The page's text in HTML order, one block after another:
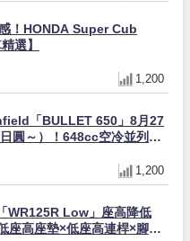
！HONDA Super Cub
選】
1,200
「BULLET 650」8月27
圓～）！648cc空冷並列雙
1,200
WR125R Low」座高降低
座高座墊×低座高連桿×腳踏